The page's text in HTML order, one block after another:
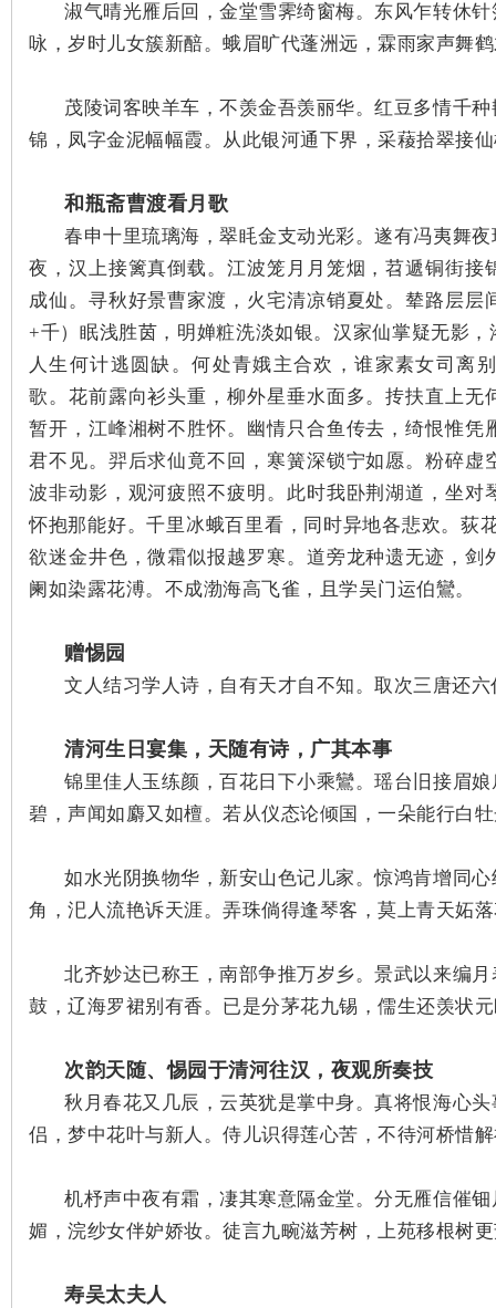
淑气晴光雁后回，金堂雪霁绮窗梅。东风乍转休
咏，岁时儿女簇新醅。蛾眉旷代蓬洲远，霖雨家声舞
茂陵词客映羊车，不羡金吾羡丽华。红豆多情千
锦，凤字金泥幅幅霞。从此银河通下界，采薐拾翠接
和瓶斋曹渡看月歌
春申十里琉璃海，翠眊金支动光彩。遂有冯夷舞
夜，汉上接篱真倒载。江波笼月月笼烟，苕遞铜街接
成仙。寻秋好景曹家渡，火宅清凉销夏处。辇路层层
+千）眠浅胜茵，明婵粧洗淡如银。汉家仙掌疑无影
人生何计逃圆缺。何处青娥主合欢，谁家素女司离
歌。花前露向衫头重，柳外星垂水面多。抟扶直上无
暂开，江峰湘树不胜怀。幽情只合鱼传去，绮恨惟凭
君不见。羿后求仙竟不回，寒簧深锁宁如愿。粉碎虚
波非动影，观河疲照不疲明。此时我卧荆湖道，坐对
怀抱那能好。千里冰蛾百里看，同时异地各悲欢。荻
欲迷金井色，微霜似报越罗寒。道旁龙种遗无迹，剑
阑如染露花溥。不成渤海高飞雀，且学吴门运伯鸞。
赠惕园
文人结习学人诗，自有天才自不知。取次三唐还
清河生日宴集，天随有诗，广其本事
锦里佳人玉练颜，百花日下小乘鸞。瑶台旧接眉
碧，声闻如麝又如檀。若从仪态论倾国，一朵能行白
如水光阴换物华，新安山色记儿家。惊鸿肯增同
角，汜人流艳诉天涯。弄珠倘得逢琴客，莫上青天妬
北齐妙达已称王，南部争推万岁乡。景武以来编
鼓，辽海罗裙别有香。 已是分茅花九锡，儒生还羡状
次韵天随、惕园于清河往汉，夜观所奏技
秋月春花又几辰，云英犹是掌中身。真将恨海心
侣，梦中花叶与新人。 侍儿识得莲心苦，不待河桥惜
机杼声中夜有霜，凄其寒意隔金堂。分无雁信催
媚，浣纱女伴妒娇妆。 徒言九畹滋芳树，上苑移根树
寿吴太夫人